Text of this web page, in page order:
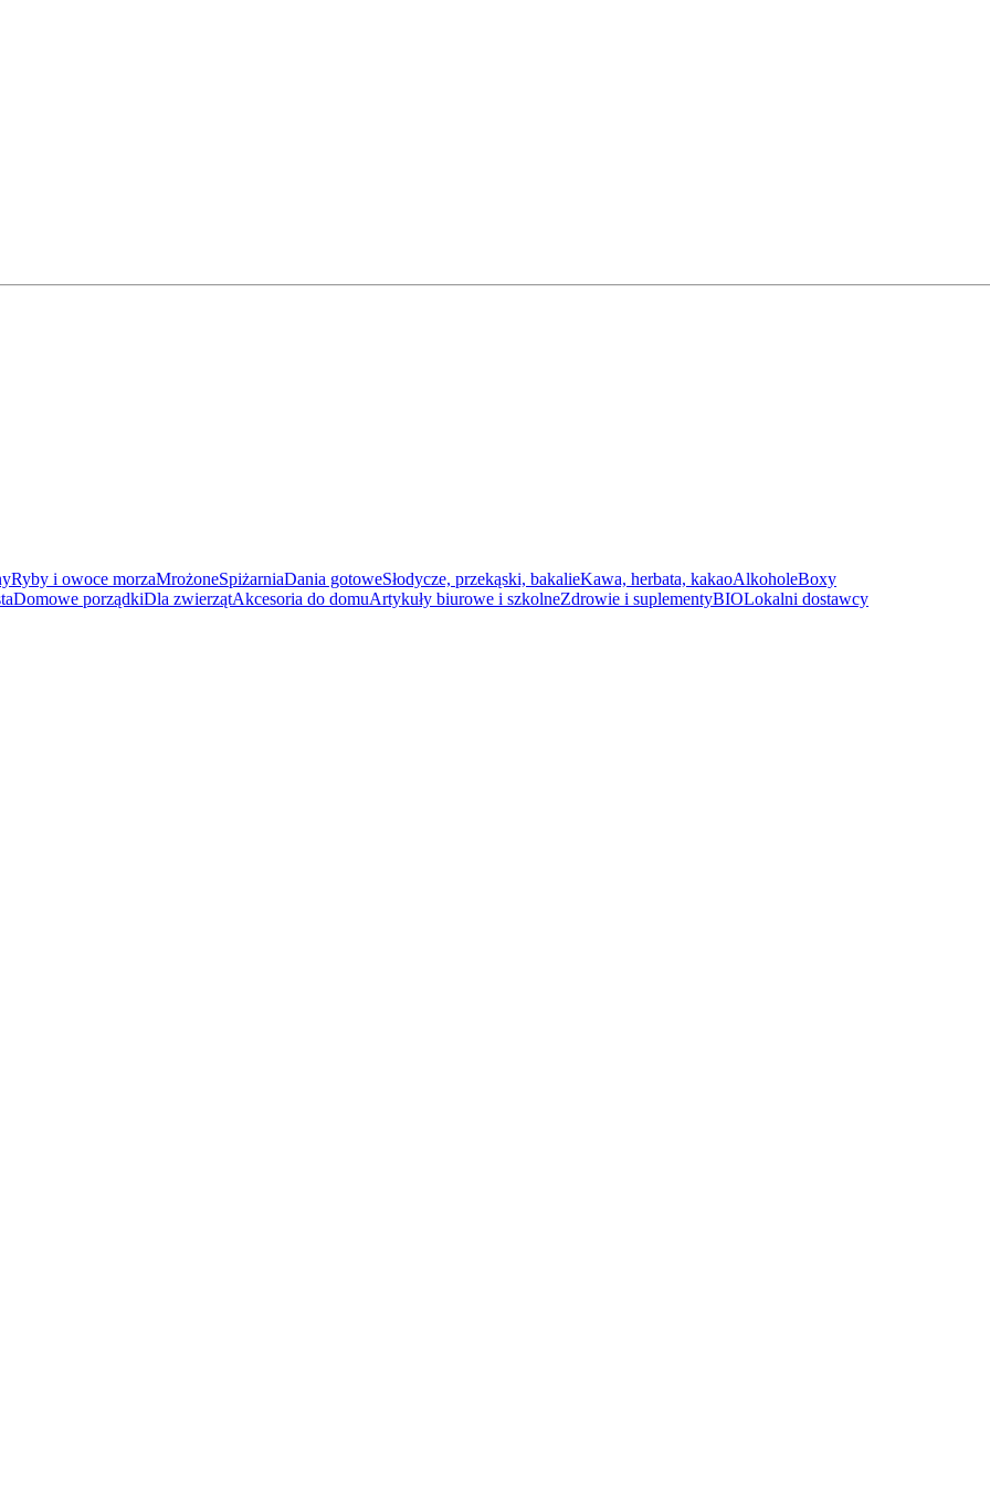
Ryby i owoce morzaMrożoneSpiżarniaDania gotoweSłodycze, przekąski, bakalieKawa, herbata, kakaoAlkoholeBoxy
Domowe porządkiDla zwierzątAkcesoria do domuArtykuły biurowe i szkolneZdrowie i suplementyBIOLokalni dostawcy